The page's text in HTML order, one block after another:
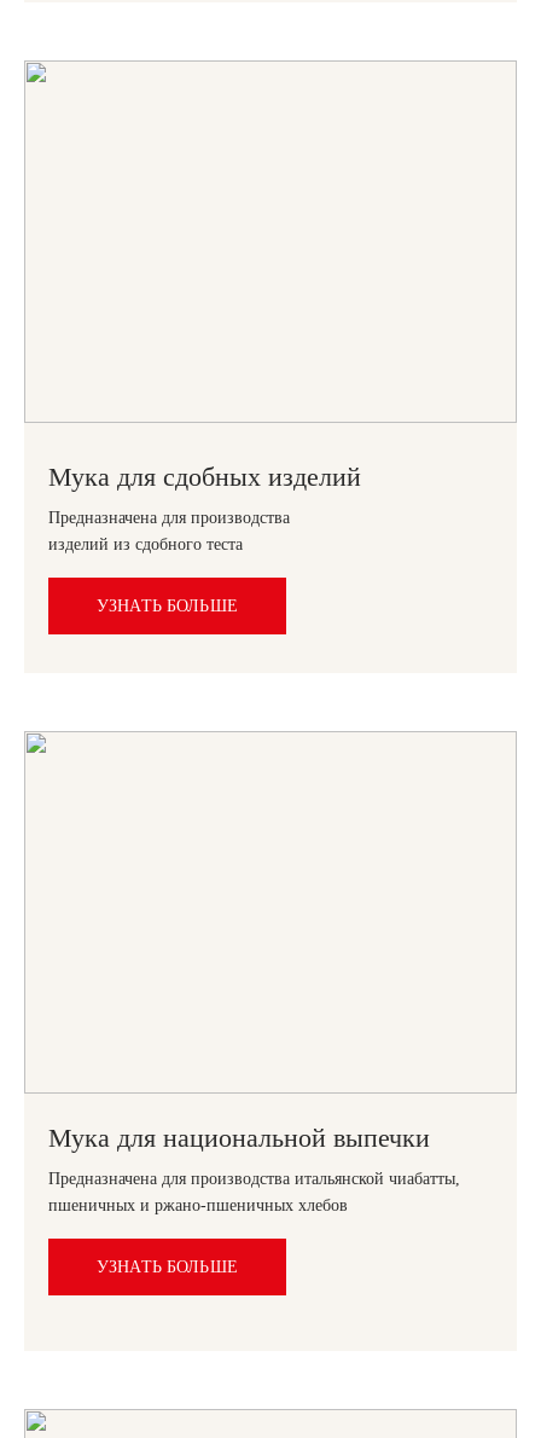
Мука для сдобных изделий
Предназначена для производства
изделий из сдобного теста
УЗНАТЬ БОЛЬШЕ
Мука для национальной выпечки
Предназначена для производства итальянской чиабатты,
пшеничных и ржано-пшеничных хлебов
УЗНАТЬ БОЛЬШЕ